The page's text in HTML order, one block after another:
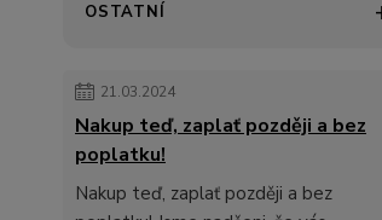
OSTATNÍ
21.03.2024
Nakup teď, zaplať později a bez
poplatku!
Nakup teď, zaplať později a bez